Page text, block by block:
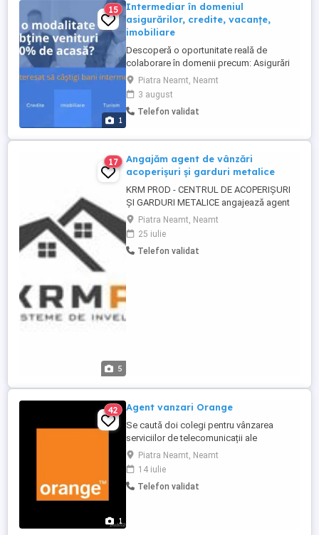
1
15
Intermediar în domeniul
asigurărilor, credite, vacanțe,
imobiliare
Descoperă o oportunitate reală de
colaborare în domenii precum: Asigurări
Credite Imobiliare Pensii private Turism
Lucrezi part-time sau full-time, în funcție
de timpul tău Fără experiență. Beneficiezi
de training gratuit și suport constant
motivante, fără plafon ...
Piatra Neamt, Neamt
3 august
Telefon validat
5
17
Angajăm agent de vânzări
acoperișuri și garduri metalice
KRM PROD - CENTRUL DE ACOPERIȘURI
ȘI GARDURI METALICE angajează agent
de vanzări pentru județul Neamț Vă
asteptăm in echipa noastră, dacă: -
percepeți jobul nostru ca pe un proiect pe
termen lung; - aveți abilități de vanzare si
Piatra Neamt, Neamt
25 iulie
Telefon validat
1
42 Agent vanzari Orange
Se caută doi colegi pentru vânzarea
serviciilor de telecomunicații ale
companiei Orange Romania. Cerințe:
dorința de a câștiga peste media pieței.
dorința de a gestiona singur veniturile.
capacitatea de automotivare și orientare
Piatra Neamt, Neamt
14 iulie
Telefon validat